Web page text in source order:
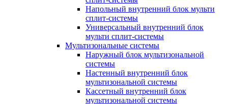
Напольный внутренний блок мульти
сплит-системы
Универсальный внутренний блок
мульти сплит-системы
Мультизональные системы
Наружный блок мультизональной
системы
Настенный внутренний блок
мультизональной системы
Кассетный внутренний блок
мультизональной системы